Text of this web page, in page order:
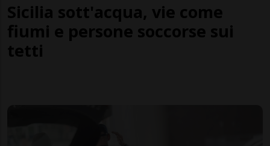
Sicilia sott'acqua, vie come
fiumi e persone soccorse sui
tetti